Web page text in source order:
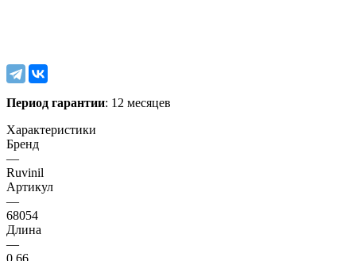
Период гарантии: 12 месяцев
Характеристики
Бренд
—
Ruvinil
Артикул
—
68054
Длина
—
0.66